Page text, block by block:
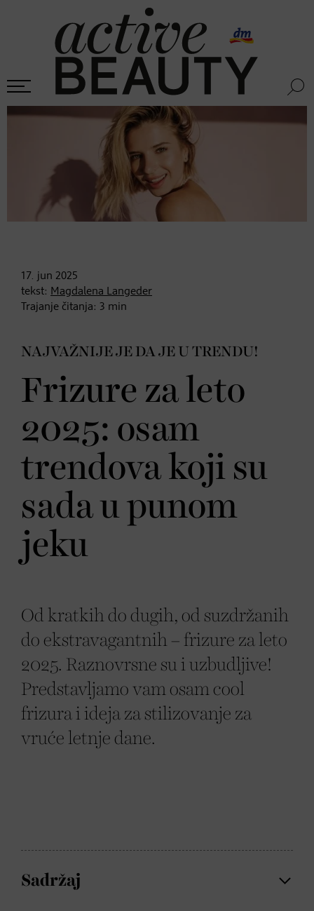
17. jun 2025
tekst: Magdalena Langeder
Trajanje čitanja: 3 min
NAJVAŽNIJE JE DA JE U TRENDU!
Frizure za leto
2025: osam
trendova koji su
sada u punom
jeku
Od kratkih do dugih, od suzdržanih
do ekstravagantnih – frizure za leto
2025. Raznovrsne su i uzbudljive!
Predstavljamo vam osam cool
frizura i ideja za stilizovanje za
vruće letnje dane.
Sadržaj